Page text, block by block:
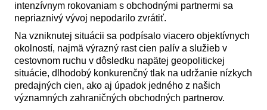
intenzívnym rokovaniam s obchodnými partnermi sa
nepriaznivý vývoj nepodarilo zvrátiť.
Na vzniknutej situácii sa podpísalo viacero objektívnych
okolností, najmä výrazný rast cien palív a služieb v
cestovnom ruchu v dôsledku napätej geopolitickej
situácie, dlhodobý konkurenčný tlak na udržanie nízkych
predajných cien, ako aj úpadok jedného z našich
významných zahraničných obchodných partnerov.